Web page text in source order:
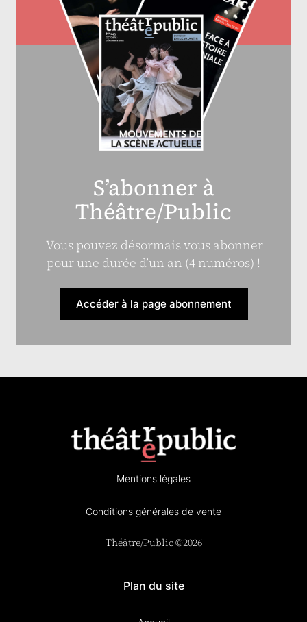
S’abonner à
Théâtre/Public
Vous pouvez désormais vous abonner
pour une durée d’un an (4 numéros) !
Accéder à la page abonnement
Mentions légales
Conditions générales de vente
Théâtre/Public ©2026
Plan du site